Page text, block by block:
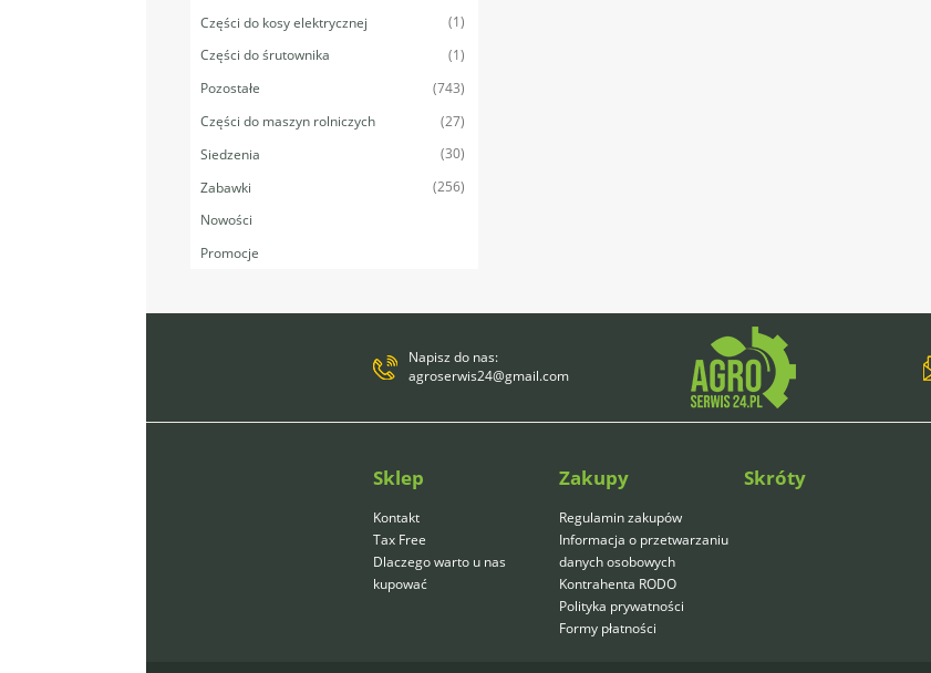
Części do kosy elektrycznej
(1)
Części do śrutownika
(1)
Pozostałe
(743)
Części do maszyn rolniczych
(27)
Siedzenia
(30)
Zabawki
(256)
Nowości
Promocje
Napisz do nas:
agroserwis24@gmail.com
Sklep
Kontakt
Tax Free
Dlaczego warto u nas
kupować
Zakupy
Regulamin zakupów
Informacja o przetwarzaniu
danych osobowych
Kontrahenta RODO
Polityka prywatności
Formy płatności
Skróty